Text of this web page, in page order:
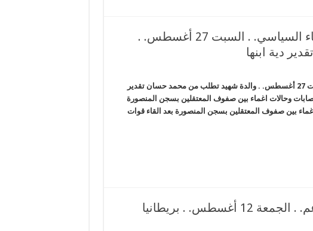
السيسي من النوابغ في مدرسة الغباء السياسي. . السبت 27 أغسطس. .
دية ابنها
السيسي من النوابغ في مدرسة الغباء السياسي. . السبت 27 أغسطس. . والدة شهيد تطلب من محمد حسان تقدير
وحالات اغماء بين صفوف المعتقلين بسجن المنصورة
اغماء بين صفوف المعتقلين بسجن المنصورة بعد القاء قوات
قرض “النقد” يعوم الجنيه ويلغي الدعم. . الجمعة 12 أغسطس. . بريطانيا